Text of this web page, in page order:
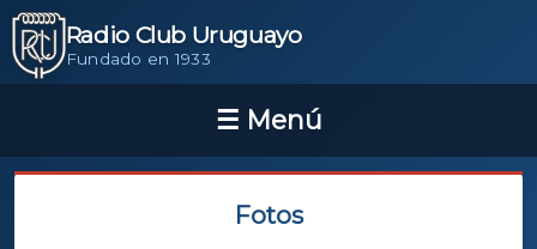
Radio Club Uruguayo
Fundado en 1933
Fotos